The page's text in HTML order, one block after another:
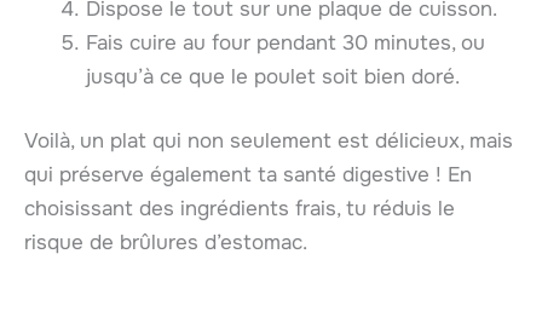
Dispose le tout sur une plaque de cuisson.
Fais cuire au four pendant 30 minutes, ou
jusqu’à ce que le poulet soit bien doré.
Voilà, un plat qui non seulement est délicieux, mais
qui préserve également ta santé digestive ! En
choisissant des ingrédients frais, tu réduis le
risque de brûlures d’estomac.